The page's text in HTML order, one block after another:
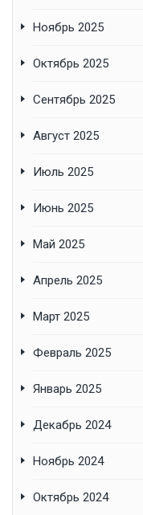
Ноябрь 2025
Октябрь 2025
Сентябрь 2025
Август 2025
Июль 2025
Июнь 2025
Май 2025
Апрель 2025
Март 2025
Февраль 2025
Январь 2025
Декабрь 2024
Ноябрь 2024
Октябрь 2024